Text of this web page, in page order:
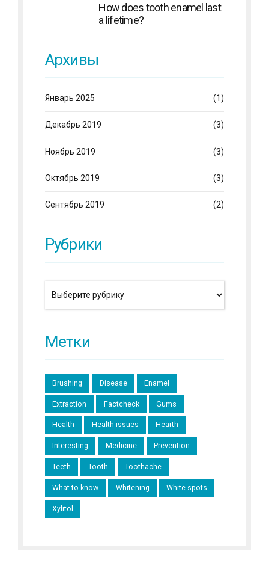
How does tooth enamel last
a lifetime?
Архивы
Январь 2025 (1)
Декабрь 2019 (3)
Ноябрь 2019 (3)
Октябрь 2019 (3)
Сентябрь 2019 (2)
Рубрики
Метки
Brushing Disease Enamel
Extraction Factcheck Gums
Health Health issues Hearth
Interesting Medicine Prevention
Teeth Tooth Toothache
What to know Whitening White spots
Xylitol